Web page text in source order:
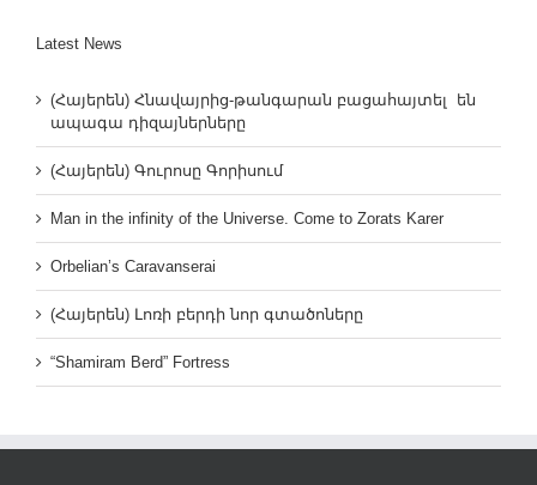
Latest News
(Հայերեն) Հնավայրից-թանգարան բացահայտել են
ապագա դիզայներները
(Հայերեն) Գուրոսը Գորիսում
Man in the infinity of the Universe. Come to Zorats Karer
Orbelian’s Caravanserai
(Հայերեն) Լոռի բերդի նոր գտածոները
“Shamiram Berd” Fortress